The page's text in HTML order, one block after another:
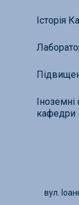
Історія
Іноземні
кафедри
вул.